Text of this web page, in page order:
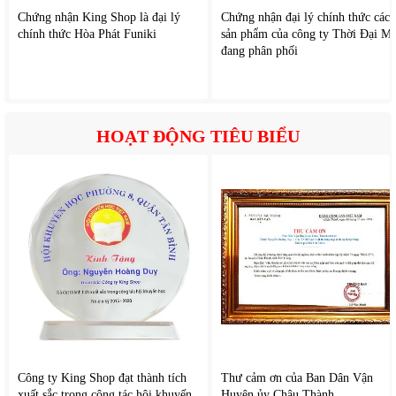
gia đình thường xuyên uống trà trong ngày.
Công suất đun mạnh mẽ giúp tiết kiệm thời gian
chủ động hơn trong sinh hoạt hằng ngày.
Chứng nhận King Shop là đại lý
chính thức Hòa Phát Funiki
Chứng nhận đại lý chính thức các
sản phẩm của công ty Thời Đại
đang phân phối
HOẠT ĐỘNG TIÊU BIỂU
Công ty King Shop đạt thành tích
Thư cảm ơn của Ban Dân Vận